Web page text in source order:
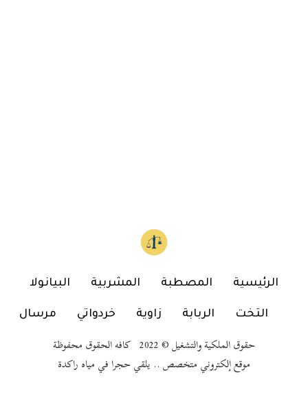
الرئيسية المصطبة المشربية البيانولا
التخت الربابة زاوية خردواتي مرسال
حقوق الملكية والتشغيل © 2022 كافه الحقوق محفوظة
موقع إلكتروني متخصص .. يلقي حجرا في مياه راكدة